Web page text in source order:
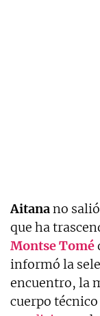
Aitanano
que ha
Montse Tomé
informó la
encuentro, la
cuerpo técnico